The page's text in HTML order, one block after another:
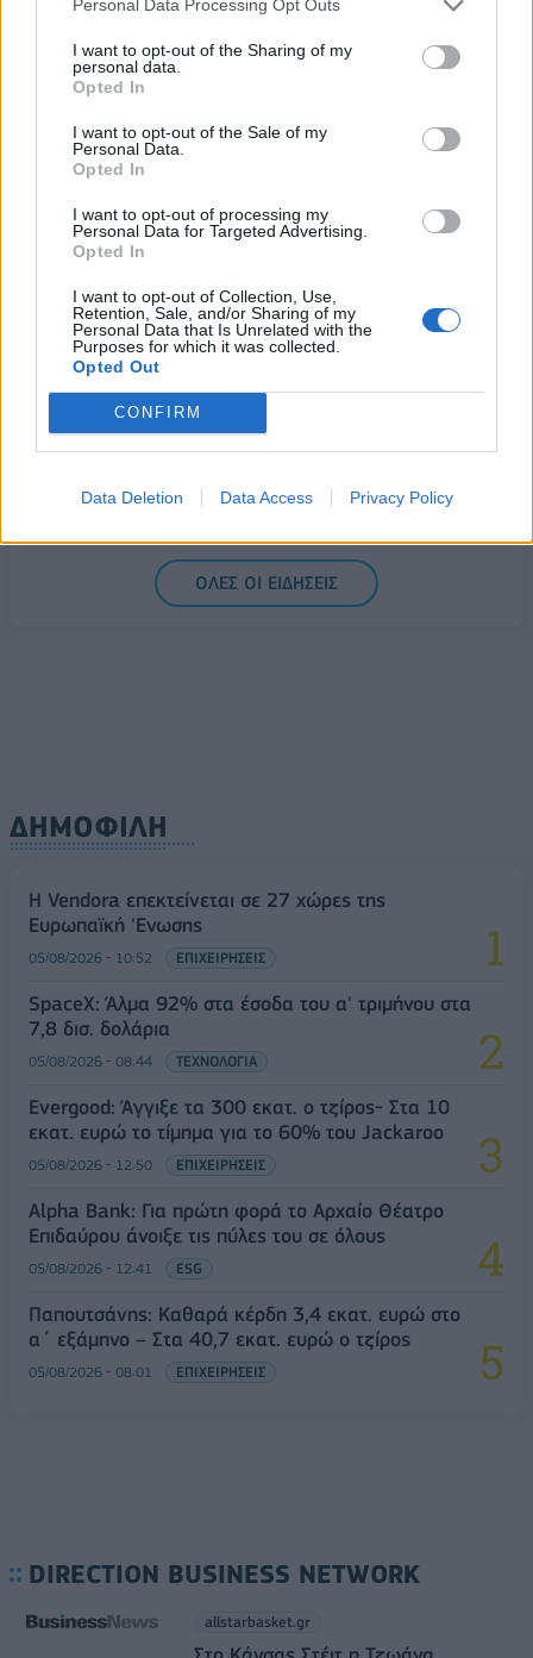
Personal Data Processing Opt Outs
I want to opt-out of the Sharing of my
personal data.
Opted In
I want to opt-out of the Sale of my
Personal Data.
Opted In
I want to opt-out of processing my
Personal Data for Targeted Advertising.
Opted In
I want to opt-out of Collection, Use,
Retention, Sale, and/or Sharing of my
Personal Data that Is Unrelated with the
Purposes for which it was collected.
Opted Out
CONFIRM
Data Deletion Data Access Privacy Policy
Τ. Θεοδωρικάκος: Στηρίζουμε με πράξεις την
έρευνα και την καινοτομία
Ν. Χαρδαλιάς: Μηδενική ανοχή και σε νομικό
επίπεδο για τους υπαίτιους της πυρκαγιάς στη
Δυτική Αττική
05/08/2026 - 16:26 ΕΛΛΑΔΑ
παγωμένα ρωσικά κεφάλαια
05/08/2026 - 16:03 ΚΟΣΜΟΣ
Δείκτης Τιμών, με πτώση 0,19%
Συνάλλαγμα: Το ευρώ ενισχύεται κατά 0,20%, στα
05/08/2026 - 15:28 ΟΙΚΟΝΟΜΙΑ
ΟΛΕΣ ΟΙ ΕΙΔΗΣΕΙΣ
ΔΗΜΟΦΙΛΗ
Η Vendora επεκτείνεται σε 27 χώρες της
Ευρωπαϊκή 'Ενωσης
05/08/2026 - 10:52 ΕΠΙΧΕΙΡΗΣΕΙΣ
SpaceX: Άλμα 92% στα έσοδα του α' τριμήνου στα
7,8 δισ. δολάρια
05/08/2026 - 08:44 ΤΕΧΝΟΛΟΓΙΑ
Evergood: Άγγιξε τα 300 εκατ. ο τζίρος- Στα 10
εκατ. ευρώ το τίμημα για το 60% του Jackaroo
05/08/2026 - 12:50 ΕΠΙΧΕΙΡΗΣΕΙΣ
Alpha Bank: Για πρώτη φορά το Αρχαίο Θέατρο
Επιδαύρου άνοιξε τις πύλες του σε όλους
05/08/2026 - 12:41 ESG
Παπουτσάνης: Καθαρά κέρδη 3,4 εκατ. ευρώ στο
α΄ εξάμηνο – Στα 40,7 εκατ. ευρώ ο τζίρος
05/08/2026 - 08:01 ΕΠΙΧΕΙΡΗΣΕΙΣ
DIRECTION BUSINESS NETWORK
allstarbasket.gr